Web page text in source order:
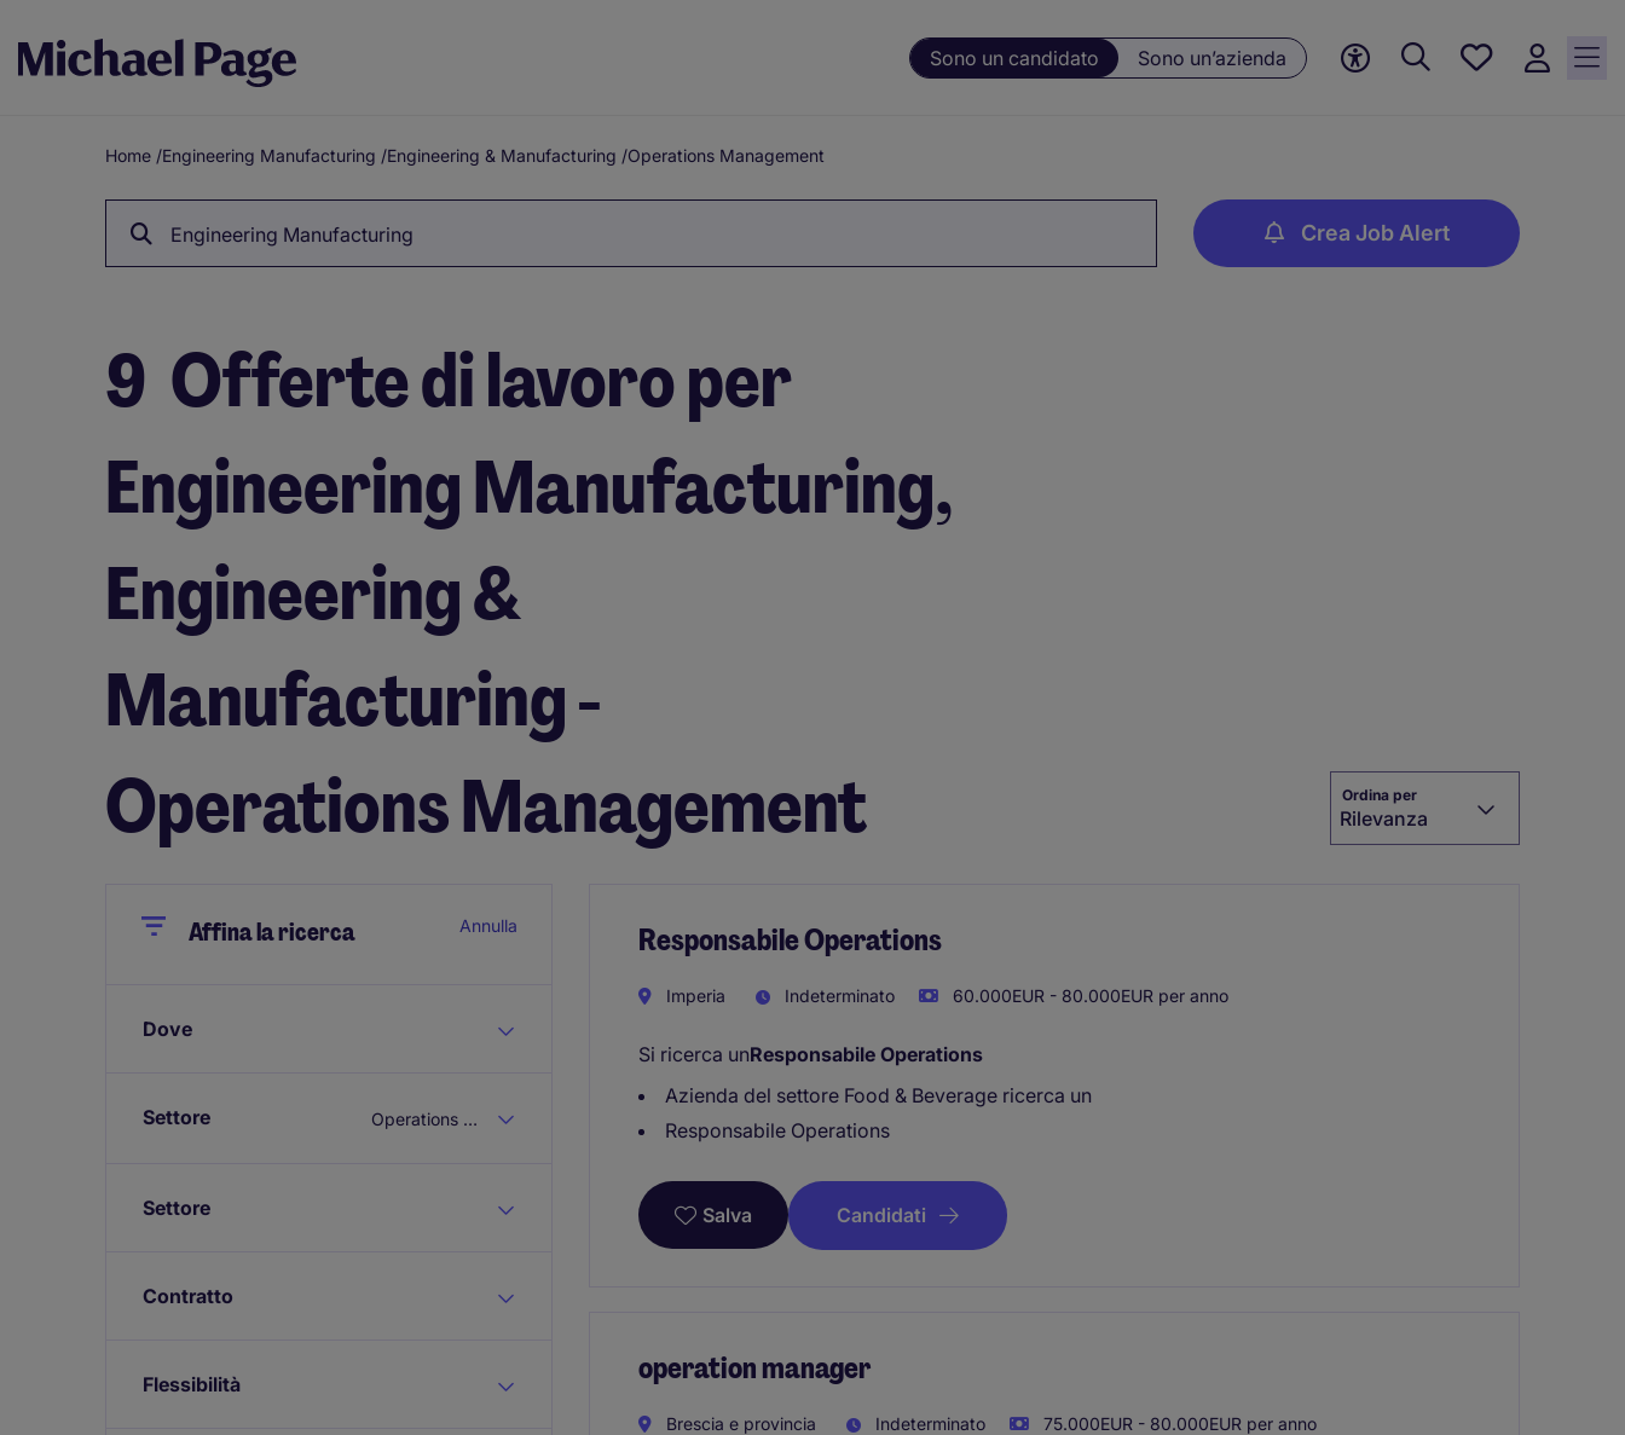
Sono un candidato Sono un’azienda
Preferiti, 0
Breadcrumb
Home /Engineering Manufacturing /Engineering & Manufacturing /Operations Management
Engineering Manufacturing Crea Job Alert
9 Offerte di lavoro per
Engineering Manufacturing,
Engineering &
Manufacturing -
Operations Management
Ordina per
Rilevanza
CloseAffina la ricerca Annulla
Dove
Settore Operations Management
Settore
Contratto
Flessibilità
Responsabile Operations
Imperia Indeterminato 60.000EUR - 80.000EUR per anno
Si ricerca unResponsabile Operations
Azienda del settore Food & Beverage ricerca un
Responsabile Operations
Salva Candidati
operation manager
Brescia e provincia Indeterminato 75.000EUR - 80.000EUR per anno